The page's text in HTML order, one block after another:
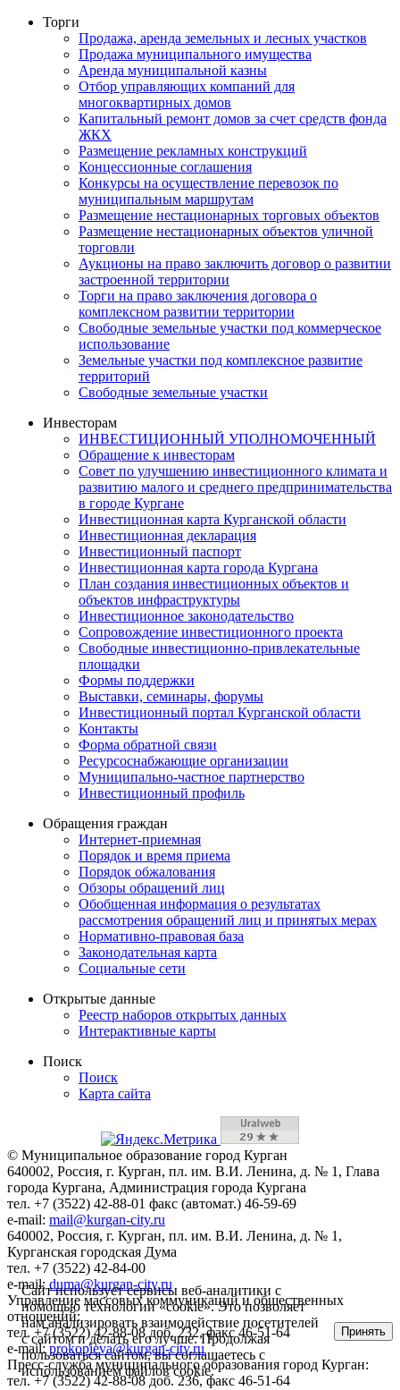
Торги
Продажа, аренда земельных и лесных участков
Продажа муниципального имущества
Аренда муниципальной казны
Отбор управляющих компаний для
многоквартирных домов
Капитальный ремонт домов за счет средств фонда
ЖКХ
Размещение рекламных конструкций
Концессионные соглашения
Конкурсы на осуществление перевозок по
муниципальным маршрутам
Размещение нестационарных торговых объектов
Размещение нестационарных объектов уличной
торговли
Аукционы на право заключить договор о развитии
застроенной территории
Торги на право заключения договора о
комплексном развитии территории
Свободные земельные участки под коммерческое
использование
Земельные участки под комплексное развитие
территорий
Свободные земельные участки
Инвесторам
ИНВЕСТИЦИОННЫЙ УПОЛНОМОЧЕННЫЙ
Обращение к инвесторам
Совет по улучшению инвестиционного климата и
развитию малого и среднего предпринимательства
в городе Кургане
Инвестиционная карта Курганской области
Инвестиционная декларация
Инвестиционный паспорт
Инвестиционная карта города Кургана
План создания инвестиционных объектов и
объектов инфраструктуры
Инвестиционное законодательство
Сопровождение инвестиционного проекта
Свободные инвестиционно-привлекательные
площадки
Формы поддержки
Выставки, семинары, форумы
Инвестиционный портал Курганской области
Контакты
Форма обратной связи
Ресурсоснабжающие организации
Муниципально-частное партнерство
Инвестиционный профиль
Обращения граждан
Интернет-приемная
Порядок и время приема
Порядок обжалования
Обзоры обращений лиц
Обобщенная информация о результатах
рассмотрения обращений лиц и принятых мерах
Нормативно-правовая база
Законодательная карта
Социальные сети
Открытые данные
Реестр наборов открытых данных
Интерактивные карты
Поиск
Поиск
Карта сайта
© Муниципальное образование город Курган
640002, Россия, г. Курган, пл. им. В.И. Ленина, д. № 1, Глава
города Кургана, Администрация города Кургана
тел. +7 (3522) 42-88-01 факс (автомат.) 46-59-69
e-mail: mail@kurgan-city.ru
640002, Россия, г. Курган, пл. им. В.И. Ленина, д. № 1,
Курганская городская Дума
тел. +7 (3522) 42-84-00
e-mail: duma@kurgan-city.ru
Управление массовых коммуникаций и общественных
отношений:
тел. +7 (3522) 42-88-08 доб. 232, факс 46-51-64
e-mail:prokopieva@kurgan-city.ru
Пресс-служба муниципального образования город Курган:
тел. +7 (3522) 42-88-08 доб. 236, факс 46-51-64
Сайт использует сервисы веб-аналитики с
помощью технологии «cookie». Это позволяет
нам анализировать взаимодействие посетителей
с сайтом и делать его лучше. Продолжая
пользоваться сайтом, вы соглашаетесь с
использованием файлов cookie.
Принять